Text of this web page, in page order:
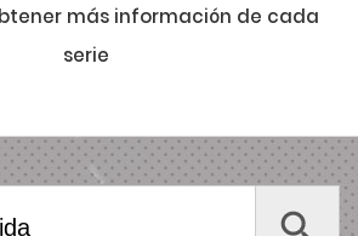
más información de cada
serie
Search Button